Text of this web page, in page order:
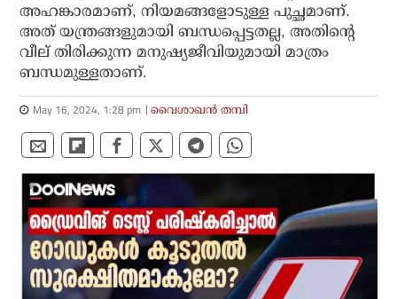
അഹങ്കാരമാണ്, നിയമങ്ങളോടുള്ള പുച്ഛമാണ്.
അത് യന്ത്രങ്ങളുമായി ബന്ധപ്പെട്ടതല്ല, അതിന്റെ
വീല് തിരിക്കുന്ന മനുഷ്യജീവിയുമായി മാത്രം
ബന്ധമുള്ളതാണ്.
May 16, 2024, 1:28 pm വൈശാഖന്‍ തമ്പി